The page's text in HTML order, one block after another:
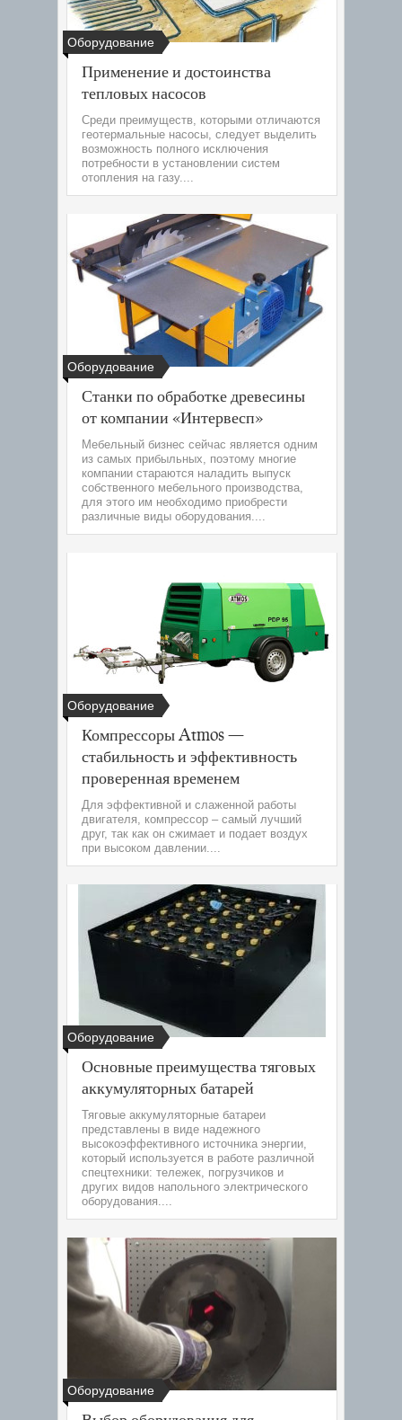
Оборудование
Применение и достоинства
тепловых насосов
Среди преимуществ, которыми отличаются
геотермальные насосы, следует выделить
возможность полного исключения
потребности в установлении систем
отопления на газу....
Оборудование
Станки по обработке древесины
от компании «Интервесп»
Мебельный бизнес сейчас является одним
из самых прибыльных, поэтому многие
компании стараются наладить выпуск
собственного мебельного производства,
для этого им необходимо приобрести
различные виды оборудования....
Оборудование
Компрессоры Atmos —
стабильность и эффективность
проверенная временем
Для эффективной и слаженной работы
двигателя, компрессор – самый лучший
друг, так как он сжимает и подает воздух
при высоком давлении....
Оборудование
Основные преимущества тяговых
аккумуляторных батарей
Тяговые аккумуляторные батареи
представлены в виде надежного
высокоэффективного источника энергии,
который используется в работе различной
спецтехники: тележек, погрузчиков и
других видов напольного электрического
оборудования....
Оборудование